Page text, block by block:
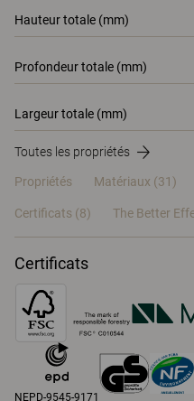
Hauteur totale (mm)
Profondeur totale (mm)
Largeur totale (mm)
Toutes les propriétés
Propriétés Matériaux (31)
Certificats (8) The Better
Certificats
NEPD-9545-9171